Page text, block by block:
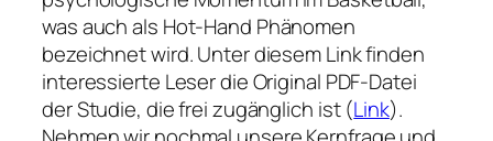
was auch als Hot-Hand Phänomen
bezeichnet wird. Unter diesem Link finden
interessierte Leser die Original PDF-Datei
der Studie, die frei zugänglich ist (Link).